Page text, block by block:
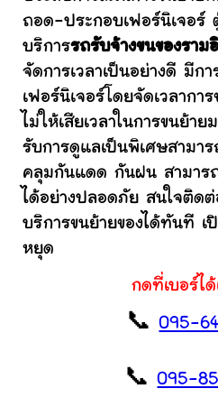
ถอด-ประกอบเฟอร์นิเจอร์
บริการรถรับจ้างขนของราม
จัดการเวลาเป็นอย่างดี มีก
เฟอร์นิเจอร์โดยจัดเวลากา
ไม่ให้เสียเวลาในการขนย้า
รับการดูแลเป็นพิเศษสามา
คลุมกันแดด กันฝน สามาร
ได้อย่างปลอดภัย สนใจติด
บริการขนย้ายของได้ทันที เ
หยุด
กดที่เบอร์ไ
📞095-
📞095-